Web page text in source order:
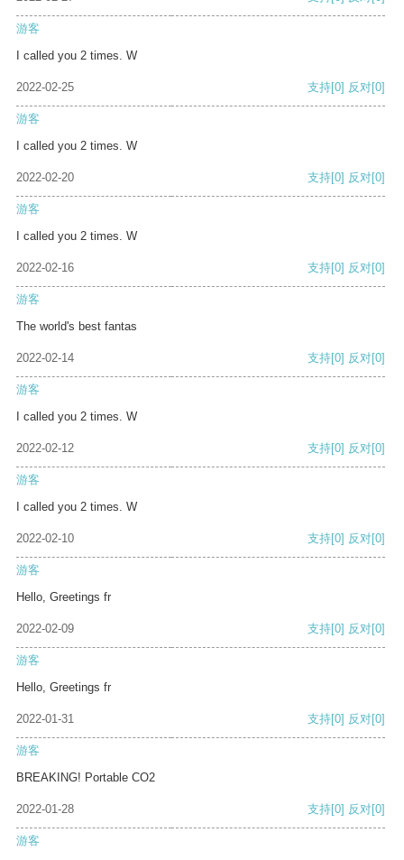
游客
I called you 2 times. W
2022-02-25 支持[0] 反对[0]
游客
I called you 2 times. W
2022-02-20 支持[0] 反对[0]
游客
I called you 2 times. W
2022-02-16 支持[0] 反对[0]
游客
The world's best fantas
2022-02-14 支持[0] 反对[0]
游客
I called you 2 times. W
2022-02-12 支持[0] 反对[0]
游客
I called you 2 times. W
2022-02-10 支持[0] 反对[0]
游客
Hello, Greetings fr
2022-02-09 支持[0] 反对[0]
游客
Hello, Greetings fr
2022-01-31 支持[0] 反对[0]
游客
BREAKING! Portable CO2
2022-01-28 支持[0] 反对[0]
游客